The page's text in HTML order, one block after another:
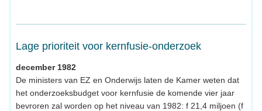
Lage prioriteit voor kernfusie-onderzoek
december 1982
De ministers van EZ en Onderwijs laten de Kamer weten dat
het onderzoeksbudget voor kernfusie de komende vier jaar
bevroren zal worden op het niveau van 1982: f 21,4 miljoen (f